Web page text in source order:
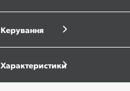
Керування
Характеристики